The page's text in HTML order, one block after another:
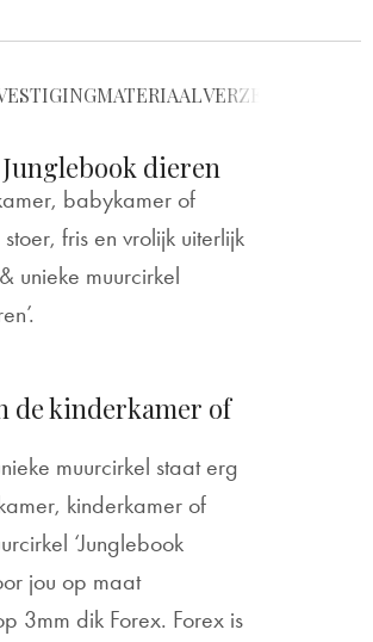
MATERIAALVERZENDING &
dieren
babykamer of
fris en vrolijk uiterlijk
unieke muurcirkel
de kinderkamer of
muurcirkel staat erg
kinderkamer of
‘Junglebook
jou op maat
3mm dik Forex. Forex is